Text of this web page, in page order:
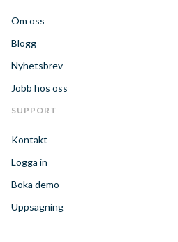
Om oss
Blogg
Nyhetsbrev
Jobb hos oss
SUPPORT
Kontakt
Logga in
Boka demo
Uppsägning